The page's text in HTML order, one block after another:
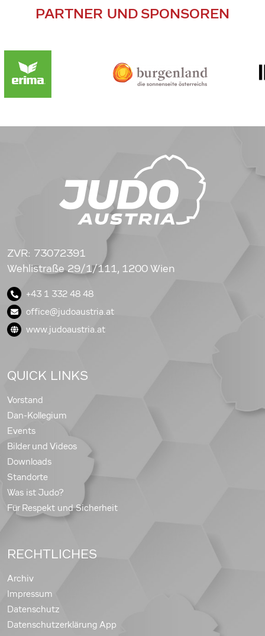
PARTNER UND SPONSOREN
ZVR: 73072391
Wehlistraße 29/1/111, 1200 Wien
+43 1 332 48 48
office@judoaustria.at
www.judoaustria.at
QUICK LINKS
Vorstand
Dan-Kollegium
Events
Bilder und Videos
Downloads
Standorte
Was ist Judo?
Für Respekt und Sicherheit
RECHTLICHES
Archiv
Impressum
Datenschutz
Datenschutzerklärung App